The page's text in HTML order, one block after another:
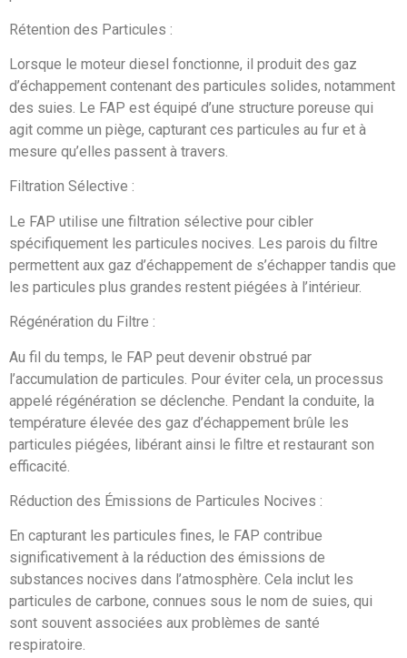
Rétention des Particules :
Lorsque le moteur diesel fonctionne, il produit des gaz
d’échappement contenant des particules solides, notamment
des suies. Le FAP est équipé d’une structure poreuse qui
agit comme un piège, capturant ces particules au fur et à
mesure qu’elles passent à travers.
Filtration Sélective :
Le FAP utilise une filtration sélective pour cibler
spécifiquement les particules nocives. Les parois du filtre
permettent aux gaz d’échappement de s’échapper tandis que
les particules plus grandes restent piégées à l’intérieur.
Régénération du Filtre :
Au fil du temps, le FAP peut devenir obstrué par
l’accumulation de particules. Pour éviter cela, un processus
appelé régénération se déclenche. Pendant la conduite, la
température élevée des gaz d’échappement brûle les
particules piégées, libérant ainsi le filtre et restaurant son
efficacité.
Réduction des Émissions de Particules Nocives :
En capturant les particules fines, le FAP contribue
significativement à la réduction des émissions de
substances nocives dans l’atmosphère. Cela inclut les
particules de carbone, connues sous le nom de suies, qui
sont souvent associées aux problèmes de santé
respiratoire.